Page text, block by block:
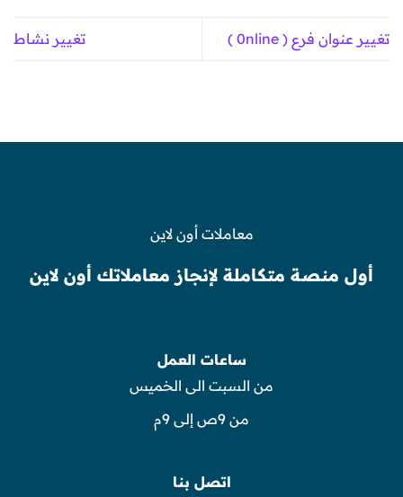
تغيير عنوان فرع ( 0nline ) تغيير نشاط
معاملات أون لاين
أول منصة متكاملة لإنجاز معاملاتك أون لاين
ساعات العمل
من السبت الى الخميس
من 9ص إلى 9م
اتصل بنا